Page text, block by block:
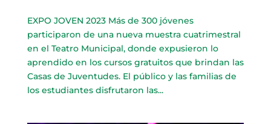
EXPO JOVEN 2023 Más de 300 jóvenes
participaron de una nueva muestra cuatrimestral
en el Teatro Municipal, donde expusieron lo
aprendido en los cursos gratuitos que brindan las
Casas de Juventudes. El público y las familias de
los estudiantes disfrutaron las...